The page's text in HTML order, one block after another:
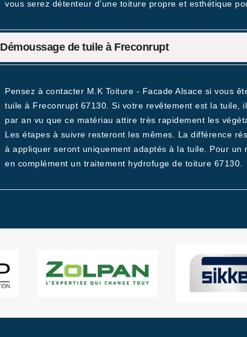
vous serez détenteur d’une toiture propre et esthétique
Démoussage de tuile à Freconrupt
Pensez à contacter M.K Toiture - Facade Alsace si vous
tuile à Freconrupt 67130. Si votre revêtement est la tuile,
par an vu que ce matériau attire très rapidement les
Les étapes à suivre resteront les mêmes. La différence
à appliquer seront uniquement adaptés à la tuile. Pour
en complément un traitement hydrofuge de toiture 67130.